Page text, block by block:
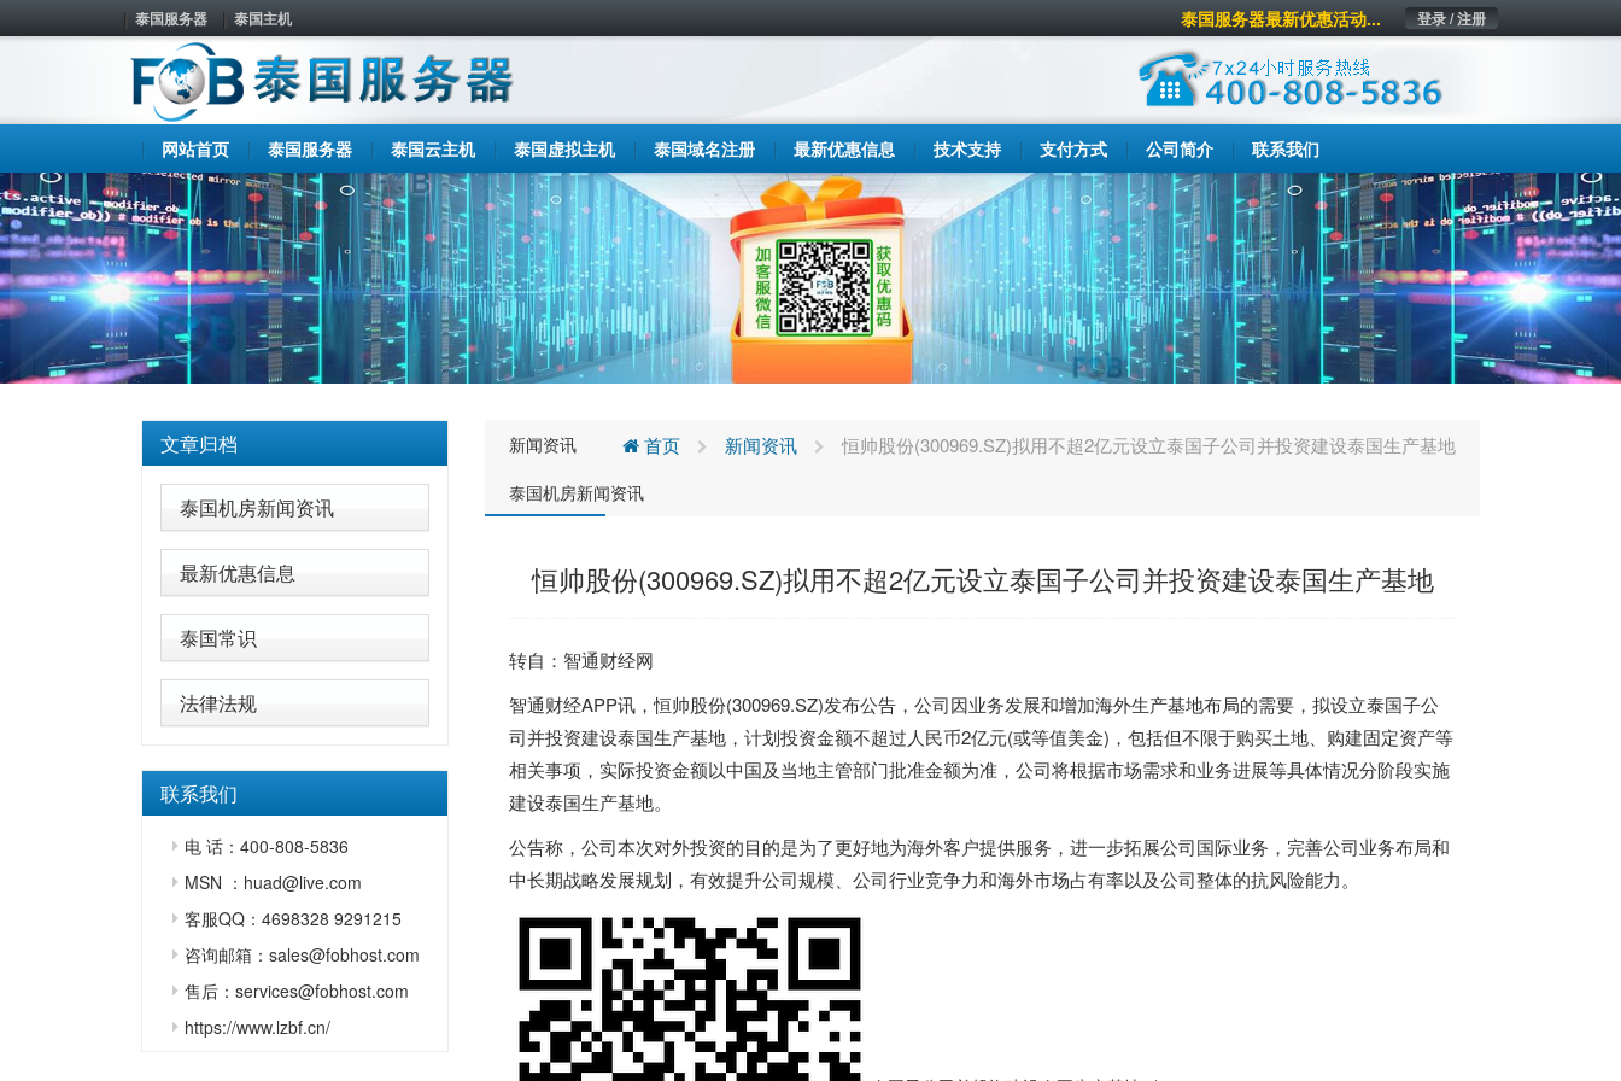
泰国服务器 泰国主机 登录 / 注册
泰国服务器最新优惠活动...
网站首页 泰国服务器 泰国云主机 泰国虚拟主机 泰国域名注册 最新优惠信息 技术支持 支付方式 公司简介 联系我们
文章归档
泰国机房新闻资讯
最新优惠信息
泰国常识
法律法规
联系我们
电 话：400-808-5836
MSN ：huad@live.com
客服QQ：4698328 9291215
咨询邮箱：sales@fobhost.com
售后：services@fobhost.com
https://www.lzbf.cn/
新闻资讯
泰国机房新闻资讯
首页 新闻资讯 恒帅股份(300969.SZ)拟用不超2亿元设立泰国子公司并投资建设泰国生产基地
恒帅股份(300969.SZ)拟用不超2亿元设立泰国子公司并投资建设泰国生产基地
转自：智通财经网
智通财经APP讯，恒帅股份(300969.SZ)发布公告，公司因业务发展和增加海外生产基地布局的需要，拟设立泰国子公
司并投资建设泰国生产基地，计划投资金额不超过人民币2亿元(或等值美金)，包括但不限于购买土地、购建固定资产等
相关事项，实际投资金额以中国及当地主管部门批准金额为准，公司将根据市场需求和业务进展等具体情况分阶段实施
建设泰国生产基地。
公告称，公司本次对外投资的目的是为了更好地为海外客户提供服务，进一步拓展公司国际业务，完善公司业务布局和
中长期战略发展规划，有效提升公司规模、公司行业竞争力和海外市场占有率以及公司整体的抗风险能力。